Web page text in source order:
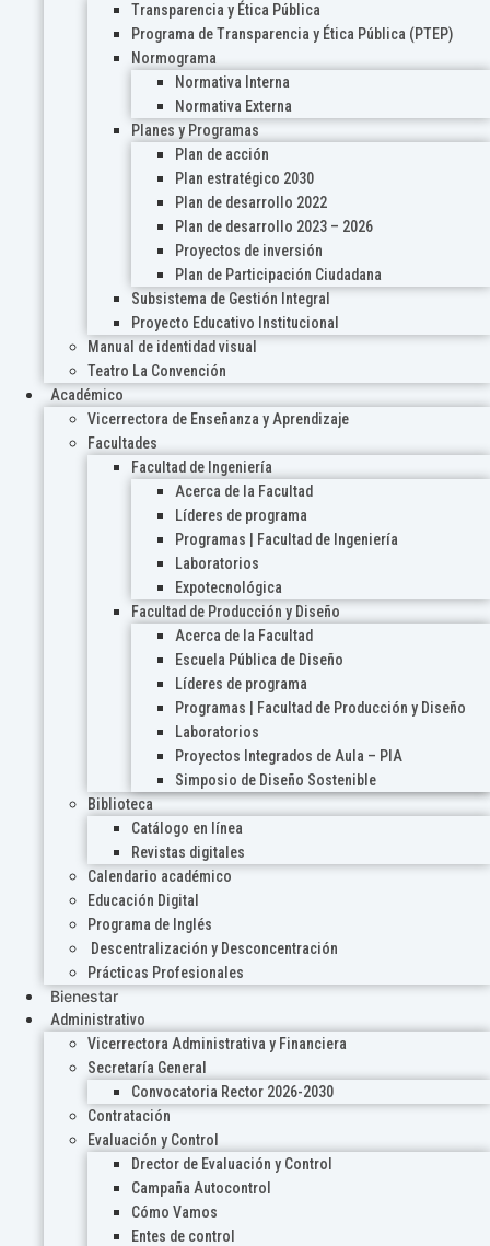
Transparencia y Ética Pública
Programa de Transparencia y Ética Pública (PTEP)
Normograma
Normativa Interna
Normativa Externa
Planes y Programas
Plan de acción
Plan estratégico 2030
Plan de desarrollo 2022
Plan de desarrollo 2023 – 2026
Proyectos de inversión
Plan de Participación Ciudadana
Subsistema de Gestión Integral
Proyecto Educativo Institucional
Manual de identidad visual
Teatro La Convención
Académico
Vicerrectora de Enseñanza y Aprendizaje
Facultades
Facultad de Ingeniería
Acerca de la Facultad
Líderes de programa
Programas | Facultad de Ingeniería
Laboratorios
Expotecnológica
Facultad de Producción y Diseño
Acerca de la Facultad
Escuela Pública de Diseño
Líderes de programa
Programas | Facultad de Producción y Diseño
Laboratorios
Proyectos Integrados de Aula – PIA
Simposio de Diseño Sostenible
Biblioteca
Catálogo en línea
Revistas digitales
Calendario académico
Educación Digital
Programa de Inglés
Descentralización y Desconcentración
Prácticas Profesionales
Bienestar
Administrativo
Vicerrectora Administrativa y Financiera
Secretaría General
Convocatoria Rector 2026-2030
Contratación
Evaluación y Control
Drector de Evaluación y Control
Campaña Autocontrol
Cómo Vamos
Entes de control